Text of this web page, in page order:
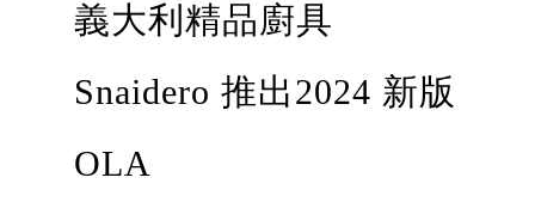
義大利精品廚具
Snaidero 推出2024 新版
OLA